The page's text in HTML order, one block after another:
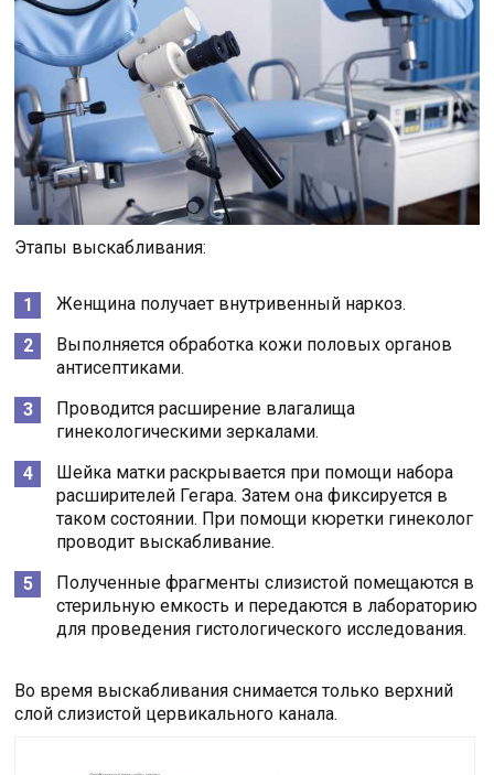
Этапы выскабливания:
Женщина получает внутривенный наркоз.
Выполняется обработка кожи половых органов
антисептиками.
Проводится расширение влагалища
гинекологическими зеркалами.
Шейка матки раскрывается при помощи набора
расширителей Гегара. Затем она фиксируется в
таком состоянии. При помощи кюретки гинеколог
проводит выскабливание.
Полученные фрагменты слизистой помещаются в
стерильную емкость и передаются в лабораторию
для проведения гистологического исследования.
Во время выскабливания снимается только верхний
слой слизистой цервикального канала.